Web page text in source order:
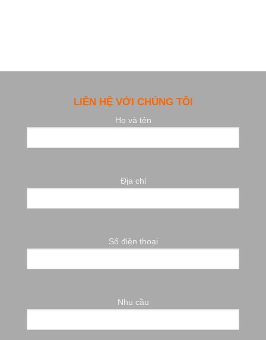
LIÊN HỆ VỚI CHÚNG TÔI
Họ và tên
Địa chỉ
Số điện thoại
Nhu cầu